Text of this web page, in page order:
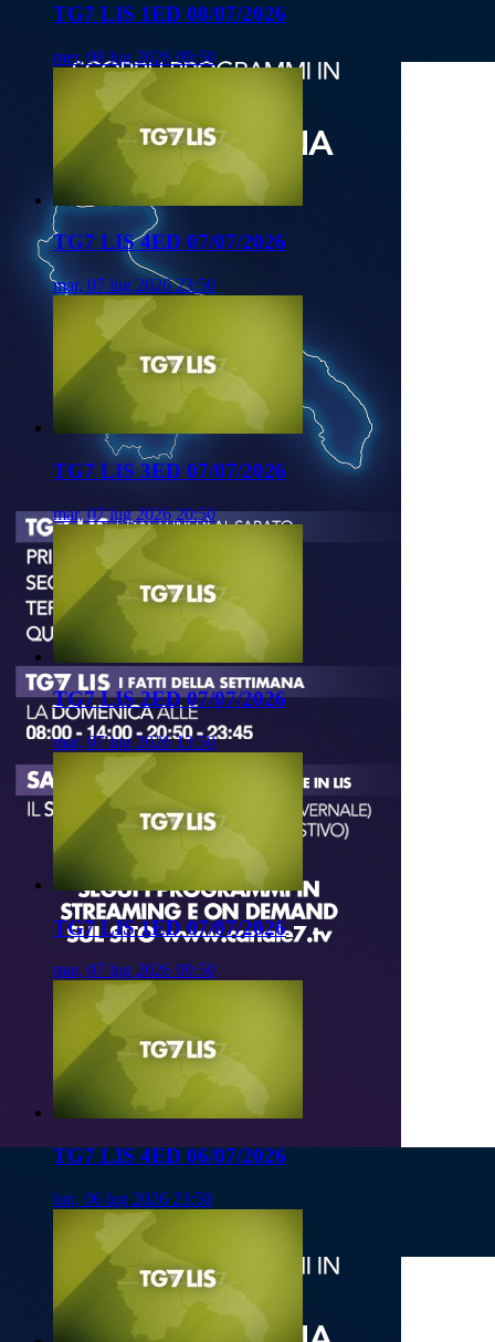
TG7 LIS 1ED 08/07/2026
mer, 08 lug 2026 09:50
TG7 LIS 4ED 07/07/2026
mar, 07 lug 2026 23:50
TG7 LIS 3ED 07/07/2026
mar, 07 lug 2026 20:50
TG7 LIS 2ED 07/07/2026
mar, 07 lug 2026 13:50
TG7 LIS 1ED 07/07/2026
mar, 07 lug 2026 09:50
TG7 LIS 4ED 06/07/2026
lun, 06 lug 2026 23:50